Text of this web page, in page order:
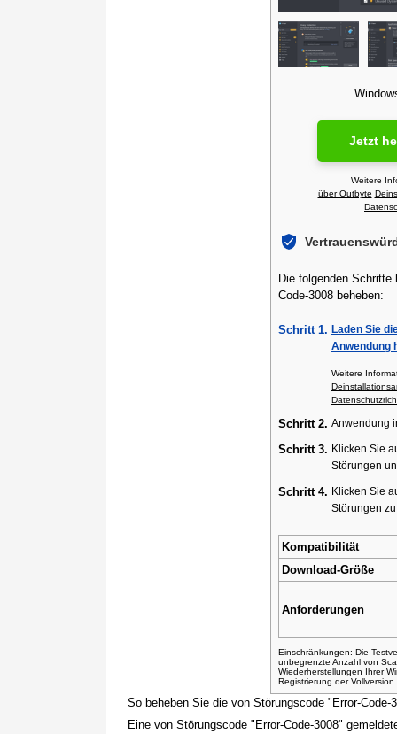
So beheben Sie die von Störungscode "Error-Code-
Eine von Störungscode "Error-Code-3008"
Jetzt
Weitere
über Outbyte
Die folgenden Schritte
Code-3008 beheben:
Schritt 1. Laden Sie
Anwendung
Weitere
Schritt 2. Anwendung
Schritt 3. Klicken Sie
Störungen
Schritt 4. Klicken Sie
Störungen
Kompatibilität
Download-Größe
Anforderungen
Einschränkungen: Die
unbegrenzte Anzahl von
Wiederherstellungen Ihrer
Registrierung der